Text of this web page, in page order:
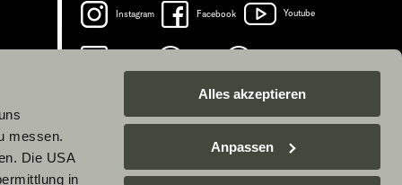
messen.
Die USA
in
Alles akzeptieren
Anpassen
Instagram Facebook Youtube